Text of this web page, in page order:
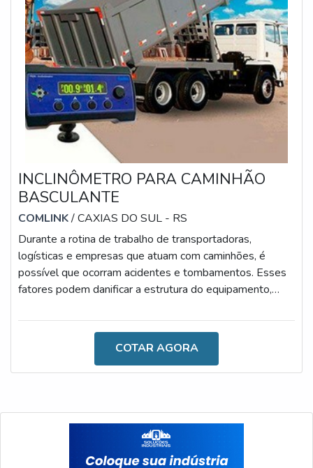
INCLINÔMETRO PARA CAMINHÃO
BASCULANTE
COMLINK/ CAXIAS DO SUL - RS
Durante a rotina de trabalho de transportadoras,
logísticas e empresas que atuam com caminhões, é
possível que ocorram acidentes e tombamentos. Esses
fatores podem danificar a estrutura do equipamento,
e operadores. Por isso, o inclinômetro para caminhão
CARACTERÍSTICAS TÉCNICAS DO PRODUTO As
principais causas de tombamentos de basculantes são
COTAR AGORA